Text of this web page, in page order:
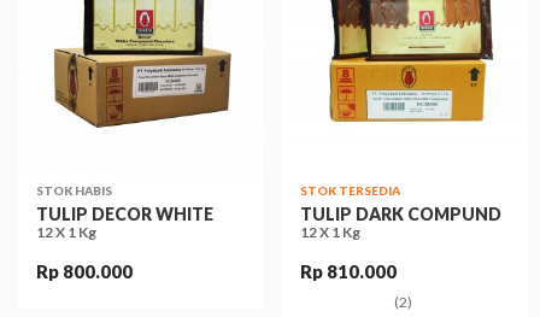
STOK HABIS
TULIP DECOR WHITE
12 X 1 Kg
Rp 800.000
STOK TERSEDIA
TULIP DARK COMPUND
12 X 1 Kg
Rp 810.000
(2)